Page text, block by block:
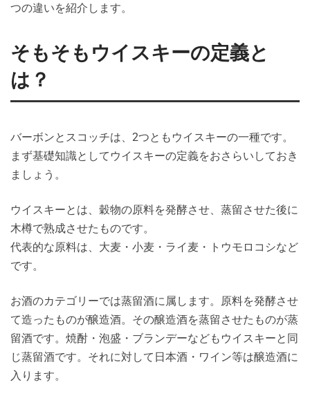
つの違いを紹介します。
そもそもウイスキーの定義と
は？
バーボンとスコッチは、2つともウイスキーの一種です。
まず基礎知識としてウイスキーの定義をおさらいしておき
ましょう。
ウイスキーとは、穀物の原料を発酵させ、蒸留させた後に
木樽で熟成させたものです。
代表的な原料は、大麦・小麦・ライ麦・トウモロコシなど
です。
お酒のカテゴリーでは蒸留酒に属します。原料を発酵させ
て造ったものが醸造酒。その醸造酒を蒸留させたものが蒸
留酒です。焼酎・泡盛・ブランデーなどもウイスキーと同
じ蒸留酒です。それに対して日本酒・ワイン等は醸造酒に
入ります。